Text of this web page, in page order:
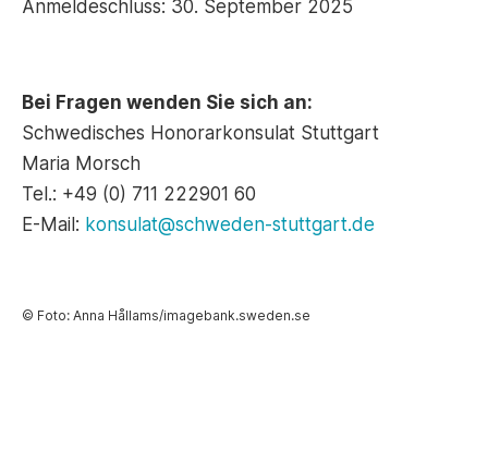
Anmeldeschluss: 30. September 2025
Bei Fragen wenden Sie sich an:
Schwedisches Honorarkonsulat Stuttgart
Maria Morsch
Tel.: +49 (0) 711 222901 60
E-Mail: konsulat@schweden-stuttgart.de
© Foto: Anna Hållams/imagebank.sweden.se